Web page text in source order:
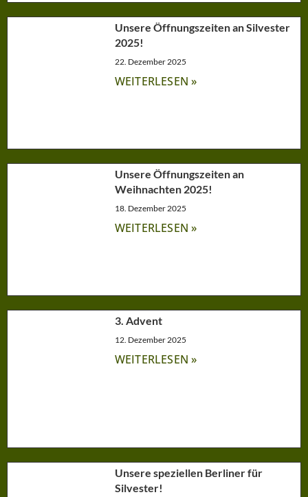
Unsere Öffnungszeiten an Silvester
2025!
22. Dezember 2025
WEITERLESEN »
Unsere Öffnungszeiten an
Weihnachten 2025!
18. Dezember 2025
WEITERLESEN »
3. Advent
12. Dezember 2025
WEITERLESEN »
Unsere speziellen Berliner für
Silvester!